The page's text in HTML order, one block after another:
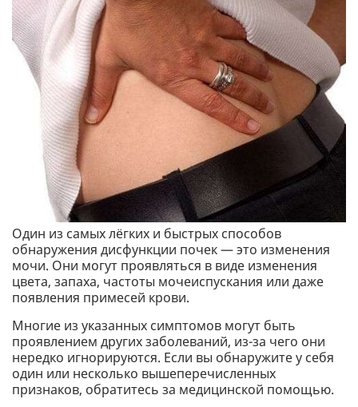
Один из самых лёгких и быстрых способов
обнаружения дисфункции почек — это изменения
мочи. Они могут проявляться в виде изменения
цвета, запаха, частоты мочеиспускания или даже
появления примесей крови.
Многие из указанных симптомов могут быть
проявлением других заболеваний, из-за чего они
нередко игнорируются. Если вы обнаружите у себя
один или несколько вышеперечисленных
признаков, обратитесь за медицинской помощью.